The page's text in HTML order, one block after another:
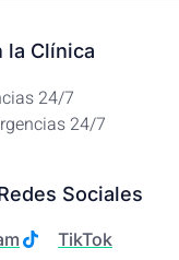
la Clínica
24/7
24/7
Sociales
TikTok